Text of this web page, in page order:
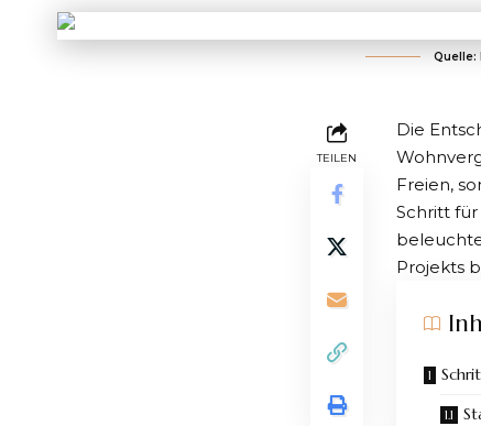
Quelle:
TEILEN
Die
Freien,
Schritt
Projekts